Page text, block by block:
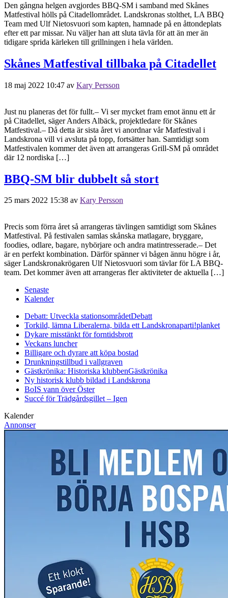
Den gångna helgen avgjordes BBQ-SM i samband med Skånes
Matfestival hölls på Citadellområdet. Landskronas stolthet, LA BBQ
Team med Ulf Nietosvuori som kapten, hamnade på en åttondeplats
efter ett par missar. Nu väljer han att sluta tävla för att än mer än
tidigare sprida kärleken till grillningen i hela världen.
Skånes Matfestival tillbaka på Citadellet
18 maj 2022 10:47 av Kary Persson
Just nu planeras det för fullt.– Vi ser mycket fram emot ännu ett år
på Citadellet, säger Anders Albäck, projektledare för Skånes
Matfestival.– Då detta är sista året vi anordnar vår Matfestival i
Landskrona vill vi avsluta på topp, fortsätter han. Samtidigt som
Matfestivalen kommer det även att arrangeras Grill-SM på området
där 12 nordiska […]
BBQ-SM blir dubbelt så stort
25 mars 2022 15:38 av Kary Persson
Precis som förra året så arrangeras tävlingen samtidigt som Skånes
Matfestival. På festivalen samlas skånska matlagare, bryggare,
foodies, odlare, bagare, nybörjare och andra matintresserade.– Det
är en perfekt kombination. Därför spänner vi bågen ännu högre i år,
säger Landskronakrögaren Ulf Nietosvuori som tävlar för LA BBQ-
team. Det kommer även att arrangeras fler aktiviteter de aktuella […]
Senaste
Kalender
Debatt: Utveckla stationsområdetDebatt
Torkild, lämna Liberalerna, bilda ett Landskronaparti!planket
Dykare misstänkt för forntidsbrott
Veckans luncher
Billigare och dyrare att köpa bostad
Drunkningstillbud i vallgraven
Gästkrönika: Historiska klubbenGästkrönika
Ny historisk klubb bildad i Landskrona
BoIS vann över Öster
Succé för Trädgårdsgillet – Igen
Kalender
Annonser